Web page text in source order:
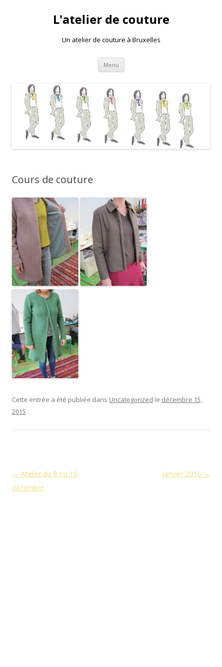
L'atelier de couture
Un atelier de couture à Bruxelles
Menu Aller au contenu principal
Cours de couture
Cette entrée a été publiée dans Uncategorized le décembre 15,
2015 .
Navigation des articles
← Atelier du 8 ou 10
décembre
Janvier 2016 →